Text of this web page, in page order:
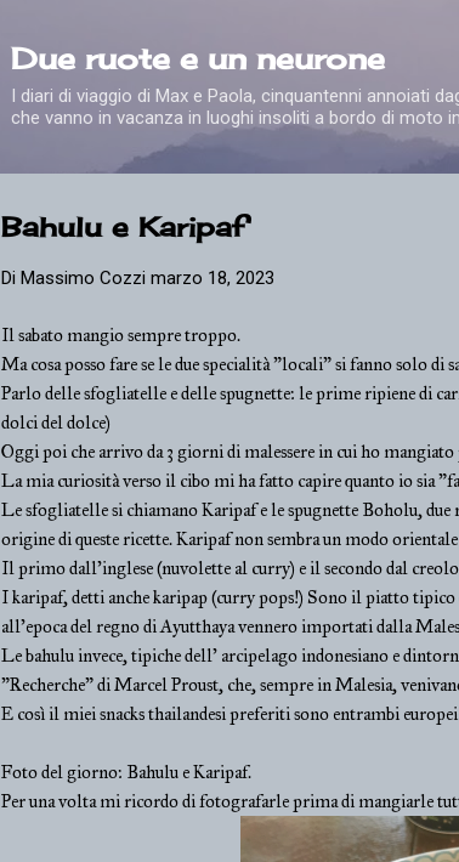
Due ruote e un neurone
I diari di viaggio di Max e Paola, cinquantenni annoiati
che vanno in vacanza in luoghi insoliti a bordo di moto
Bahulu e Karipaf
Di Massimo Cozzi marzo 18, 2023
Il sabato mangio sempre troppo.
Ma cosa posso fare se le due specialità "locali" si fanno solo di
Parlo delle sfogliatelle e delle spugnette: le prime ripiene di
dolci del dolce)
Oggi poi che arrivo da 3 giorni di malessere in cui ho
La mia curiosità verso il cibo mi ha fatto capire quanto io sia
Le sfogliatelle si chiamano Karipaf e le spugnette Boholu,
origine di queste ricette. Karipaf non sembra un modo
Il primo dall'inglese (nuvolette al curry) e il secondo dal
I karipaf, detti anche karipap (curry pops!) Sono il piatto
all'epoca del regno di Ayutthaya vennero importati dalla
Le bahulu invece, tipiche dell' arcipelago indonesiano e
"Recherche" di Marcel Proust, che, sempre in Malesia,
E così il miei snacks thailandesi preferiti sono entrambi
Foto del giorno: Bahulu e Karipaf.
Per una volta mi ricordo di fotografarle prima di mangiarle